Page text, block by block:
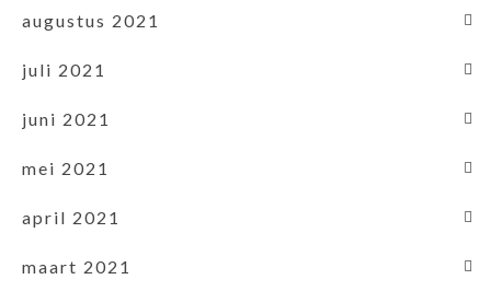
augustus 2021
juli 2021
juni 2021
mei 2021
april 2021
maart 2021